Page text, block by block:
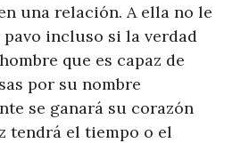
una relación. A ella no le
incluso si la verdad
que es capaz de
por su nombre
se ganará su corazón
tendrá el tiempo o el